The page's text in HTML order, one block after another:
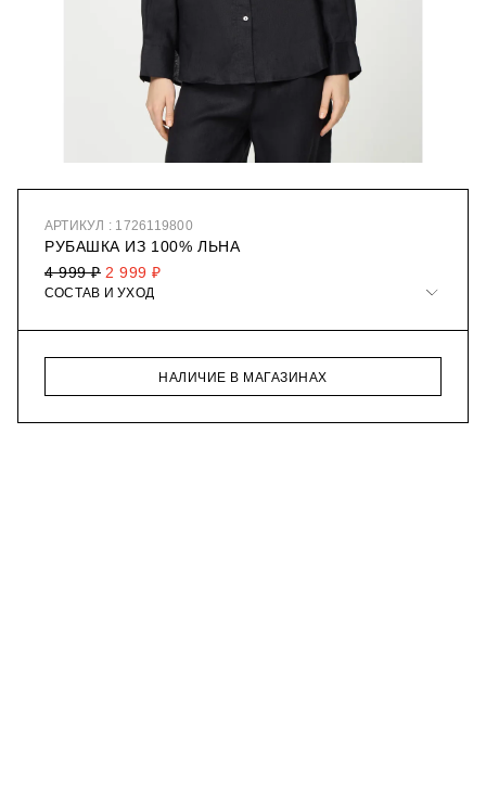
АРТИКУЛ : 1726119800
РУБАШКА ИЗ 100% ЛЬНА
2 999 ₽
4 999 ₽
СОСТАВ И УХОД
НАЛИЧИЕ В МАГАЗИНАХ